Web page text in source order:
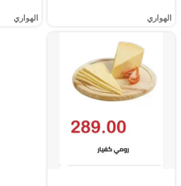
الهواري الهواري